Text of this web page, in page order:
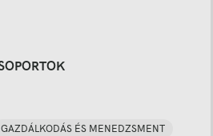
GAZDÁLKODÁS ÉS MENEDZSMENT